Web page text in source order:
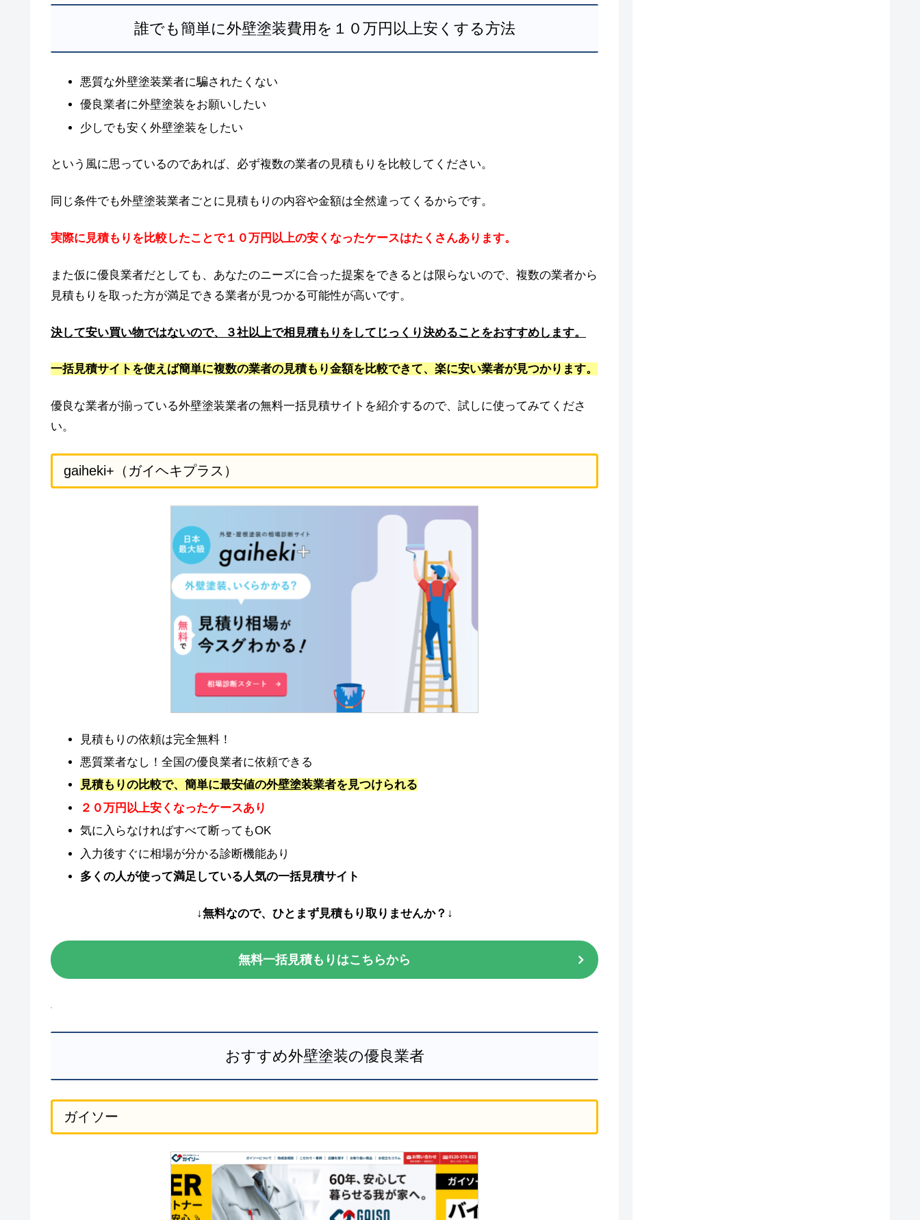
誰でも簡単に外壁塗装費用を１０万円以上安くする方法
悪質な外壁塗装業者に騙されたくない
優良業者に外壁塗装をお願いしたい
少しでも安く外壁塗装をしたい
という風に思っているのであれば、必ず複数の業者の見積もりを比較してください。
同じ条件でも外壁塗装業者ごとに見積もりの内容や金額は全然違ってくるからです。
実際に見積もりを比較したことで１０万円以上の安くなったケースはたくさんあります。
また仮に優良業者だとしても、あなたのニーズに合った提案をできるとは限らないので、複数の業者から
見積もりを取った方が満足できる業者が見つかる可能性が高いです。
決して安い買い物ではないので、３社以上で相見積もりをしてじっくり決めることをおすすめします。
一括見積サイトを使えば簡単に複数の業者の見積もり金額を比較できて、楽に安い業者が見つかります。
優良な業者が揃っている外壁塗装業者の無料一括見積サイトを紹介するので、試しに使ってみてくださ
い。
gaiheki+（ガイヘキプラス）
見積もりの依頼は完全無料！
悪質業者なし！全国の優良業者に依頼できる
見積もりの比較で、簡単に最安値の外壁塗装業者を見つけられる
２０万円以上安くなったケースあり
気に入らなければすべて断ってもOK
入力後すぐに相場が分かる診断機能あり
多くの人が使って満足している人気の一括見積サイト
↓無料なので、ひとまず見積もり取りませんか？↓
無料一括見積もりはこちらから
おすすめ外壁塗装の優良業者
ガイソー